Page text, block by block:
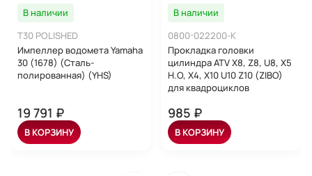
В наличии
T30 POLISHED
Импеллер водомета Yamaha
30 (1678) (Сталь-
полированная) (YHS)
19 791 ₽
В КОРЗИНУ
В наличии
0800-022200-K
Прокладка головки
цилиндра ATV X8, Z8, U8, X5
H.O, X4, X10 U10 Z10 (ZIBO)
для квадроциклов
985 ₽
В КОРЗИНУ